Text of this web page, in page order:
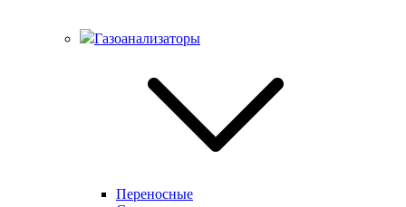
Газоанализаторы
Переносные